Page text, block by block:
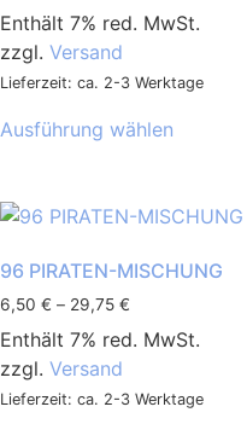
Enthält 7% red. MwSt.
zzgl. Versand
Lieferzeit: ca. 2-3 Werktage
Ausführung wählen
96 PIRATEN-MISCHUNG
6,50 € – 29,75 €
Enthält 7% red. MwSt.
zzgl. Versand
Lieferzeit: ca. 2-3 Werktage